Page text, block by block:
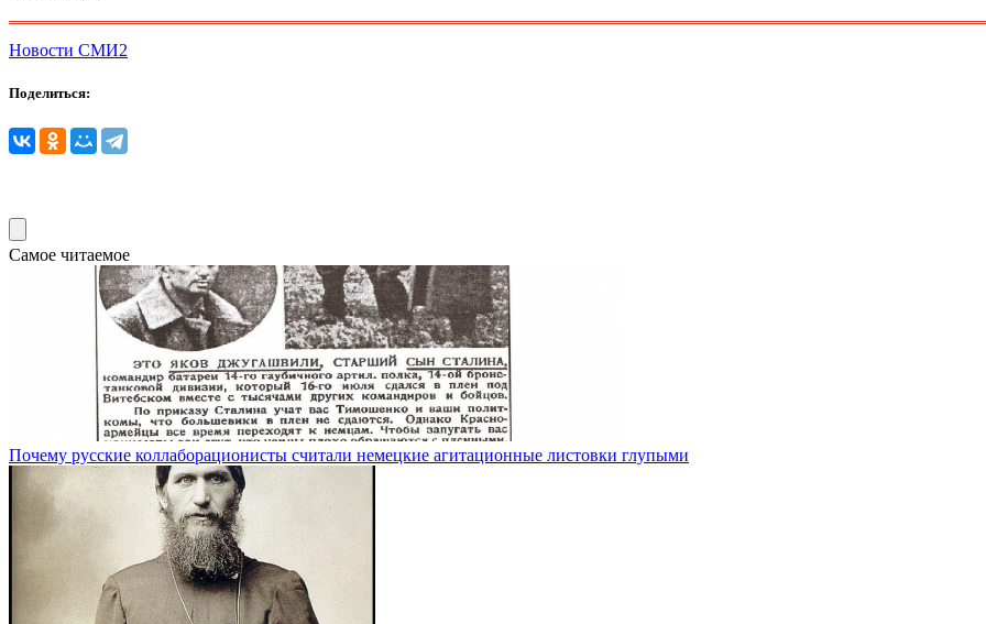
Новости СМИ2
Поделиться:
Самое читаемое
Почему русские коллаборационисты считали немецкие агитационные листовки глупыми